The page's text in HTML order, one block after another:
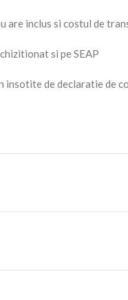
are inclus si costul de
si pe SEAP
insotite de declaratie de